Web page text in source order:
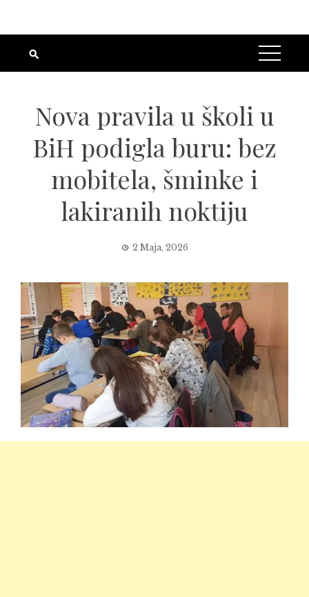
Nova pravila u školi u
BiH podigla buru: bez
mobitela, šminke i
lakiranih noktiju
2 Maja, 2026